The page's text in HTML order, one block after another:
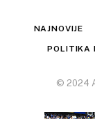
NAJNOVIJE
POLITIKA
© 2024